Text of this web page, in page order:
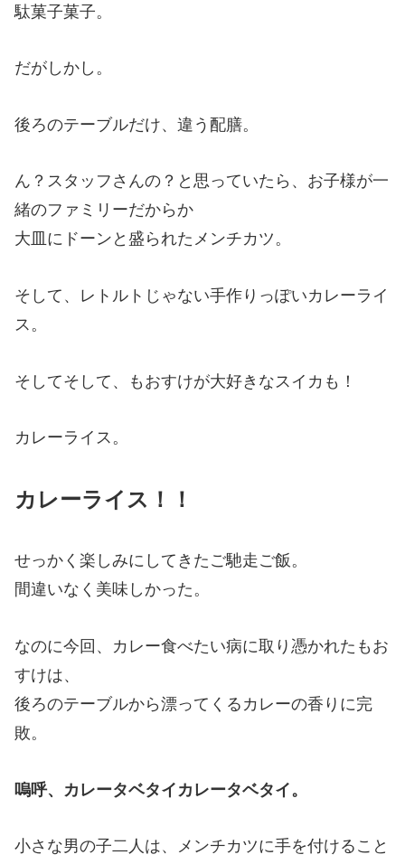
駄菓子菓子。
だがしかし。
後ろのテーブルだけ、違う配膳。
ん？スタッフさんの？と思っていたら、お子様が一
緒のファミリーだからか
大皿にドーンと盛られたメンチカツ。
そして、レトルトじゃない手作りっぽいカレーライ
ス。
そしてそして、もおすけが大好きなスイカも！
カレーライス。
カレーライス！！
せっかく楽しみにしてきたご馳走ご飯。
間違いなく美味しかった。
なのに今回、カレー食べたい病に取り憑かれたもお
すけは、
後ろのテーブルから漂ってくるカレーの香りに完
敗。
嗚呼、カレータベタイカレータベタイ。
小さな男の子二人は、メンチカツに手を付けること